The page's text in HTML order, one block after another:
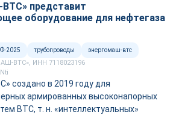
представит
оборудование для нефтегаза
2025 трубопроводы энергомаш-втс
ВТС», ИНН 7118023196
создано в 2019 году для
армированных высоконапорных
ВТС, т. н. «интеллектуальных»